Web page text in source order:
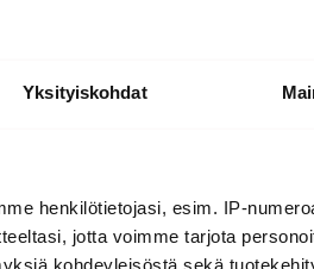
Yksityiskohdat
henkilötietojasi, esim. IP-
jotta voimme tarjota
kohdeyleisöstä sekä